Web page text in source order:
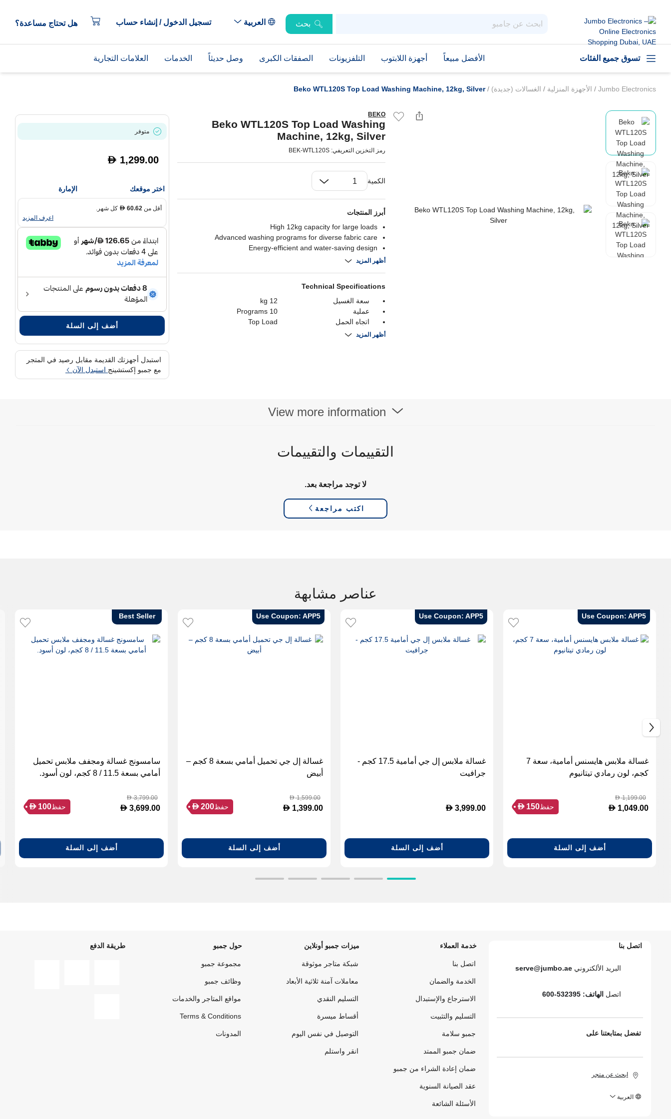
بحث العربية تسجيل الدخول / إنشاء حساب هل تحتاج مساعدة؟
تسوق جميع الفئات الأفضل مبيعاً أجهزة اللابتوب التلفزيونات الصفقات الكبرى وصل حديثاً الخدمات العلامات التجارية
Jumbo Electronics
/ الأجهزة المنزلية / الغسالات (جديدة) /
Beko WTL120S Top Load Washing Machine, 12kg, Silver
BEKO
Beko WTL120S Top Load Washing
Machine, 12kg, Silver
رمز التخزين التعريفي: BEK-WTL120S
الكمية
أبرز المنتجات
High 12kg capacity for large loads
Advanced washing programs for diverse fabric care
Energy-efficient and water-saving design
Durable silver exterior with a user-friendly interface.
أظهر المزيد
Technical Specifications
سعة الغسيل
12 kg
عملية
10 Programs
اتجاه الحمل
Top Load
ابعاد المنتجأظهر المزيد
متوفر
D 1,299.00
اختر موقعك الإمارة
أقل من D 60.62
كل شهر.
اعرف المزيد
أضف إلى السلة
استبدل أجهزتك القديمة مقابل رصيد في المتجر
مع جمبو إكستشينج استبدل الآن
View more information
التقييمات والتقييمات
لا توجد مراجعة بعد.
اكتب مراجعة
عناصر مشابهة
Use Coupon: APP5
غسالة ملابس هايسنس أمامية، سعة 7
كجم، لون رمادي تيتانيوم
D1,199.00
D 1,049.00 حفظ D 150
أضف إلى السلة
Use Coupon: APP5
غسالة ملابس إل جي أمامية 17.5 كجم -
جرافيت
D 3,999.00
أضف إلى السلة
Use Coupon: APP5
غسالة إل جي تحميل أمامي بسعة 8 كجم –
أبيض
D1,599.00
D 1,399.00 حفظ D 200
أضف إلى السلة
Best Seller
سامسونج غسالة ومجفف ملابس تحميل
أمامي بسعة 11.5 / 8 كجم، لون أسود.
D3,799.00
D 3,699.00 حفظ D 100
أضف إلى السلة
اتصل بنا
البريد الألكتروني serve@jumbo.ae
اتصلالهاتف: 532395-600
تفضل بمتابعتنا على
ابحث عن متجر
العربية
خدمة العملاء
اتصل بنا
الخدمة والضمان
الاسترجاع والإستبدال
التسليم والتثبيت
جمبو سلامة
ضمان جمبو الممتد
ضمان إعادة الشراء من جمبو
عقد الصيانة السنوية
الأسئلة الشائعة
ميزات جمبو أونلاين
شبكة متاجر موثوقة
معاملات آمنة ثلاثية الأبعاد
التسليم النقدي
أقساط ميسرة
التوصيل في نفس اليوم
انقر واستلم
حول جمبو
مجموعة جمبو
وظائف جمبو
مواقع المتاجر والخدمات
Terms & Conditions
المدونات
طريقة الدفع